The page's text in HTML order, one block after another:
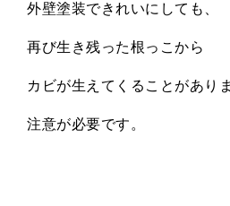
外壁塗装できれいにしても、
再び生き残った根っこから
カビが生えてくることがあり
注意が必要です。